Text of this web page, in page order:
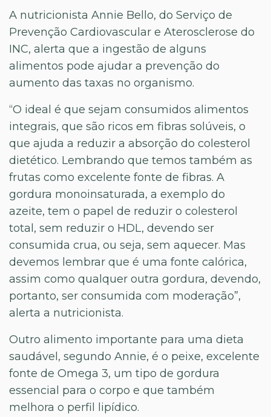
A nutricionista Annie Bello, do Serviço de
Prevenção Cardiovascular e Aterosclerose do
INC, alerta que a ingestão de alguns
alimentos pode ajudar a prevenção do
aumento das taxas no organismo.
“O ideal é que sejam consumidos alimentos
integrais, que são ricos em fibras solúveis, o
que ajuda a reduzir a absorção do colesterol
dietético. Lembrando que temos também as
frutas como excelente fonte de fibras. A
gordura monoinsaturada, a exemplo do
azeite, tem o papel de reduzir o colesterol
total, sem reduzir o HDL, devendo ser
consumida crua, ou seja, sem aquecer. Mas
devemos lembrar que é uma fonte calórica,
assim como qualquer outra gordura, devendo,
portanto, ser consumida com moderação”,
alerta a nutricionista.
Outro alimento importante para uma dieta
saudável, segundo Annie, é o peixe, excelente
fonte de Omega 3, um tipo de gordura
essencial para o corpo e que também
melhora o perfil lipídico.